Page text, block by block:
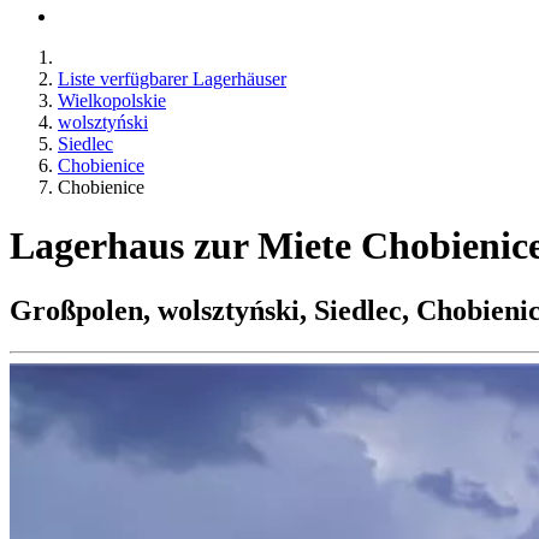
Liste verfügbarer Lagerhäuser
Wielkopolskie
wolsztyński
Siedlec
Chobienice
Chobienice
Lagerhaus zur Miete
Großpolen, wolsztyński, Siedlec,